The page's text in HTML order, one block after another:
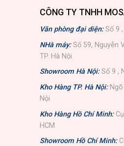
CÔNG TY TNHH
Văn phòng đại diện:Số 9 ,
NHà máy: Số 59, Nguyễn
TP. Hà Nội
Showroom Hà Nội: Số 9 ,
Kho Hàng TP. Hà Nội:
Nội
Kho Hàng Hồ Chí Minh:
HCM
Showroom Hồ Chí Minh: